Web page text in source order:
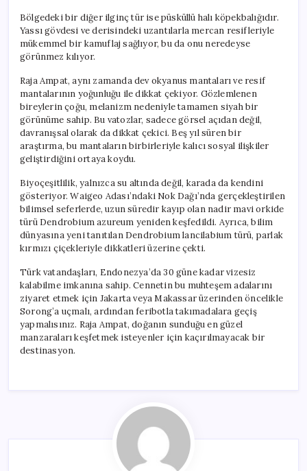
Bölgedeki bir diğer ilginç tür ise püsküllü halı köpekbalığıdır.
Yassı gövdesi ve derisindeki uzantılarla mercan resifleriyle
mükemmel bir kamuflaj sağlıyor, bu da onu neredeyse
görünmez kılıyor.
Raja Ampat, aynı zamanda dev okyanus mantaları ve resif
mantalarının yoğunluğu ile dikkat çekiyor. Gözlemlenen
bireylerin çoğu, melanizm nedeniyle tamamen siyah bir
görünüme sahip. Bu vatozlar, sadece görsel açıdan değil,
davranışsal olarak da dikkat çekici. Beş yıl süren bir
araştırma, bu mantaların birbirleriyle kalıcı sosyal ilişkiler
geliştirdiğini ortaya koydu.
Biyoçeşitlilik, yalnızca su altında değil, karada da kendini
gösteriyor. Waigeo Adası’ndaki Nok Dağı’nda gerçekleştirilen
bilimsel seferlerde, uzun süredir kayıp olan nadir mavi orkide
türü Dendrobium azureum yeniden keşfedildi. Ayrıca, bilim
dünyasına yeni tanıtılan Dendrobium lancilabium türü, parlak
kırmızı çiçekleriyle dikkatleri üzerine çekti.
Türk vatandaşları, Endonezya’da 30 güne kadar vizesiz
kalabilme imkanına sahip. Cennetin bu muhteşem adalarını
ziyaret etmek için Jakarta veya Makassar üzerinden öncelikle
Sorong’a uçmalı, ardından feribotla takımadalara geçiş
yapmalısınız. Raja Ampat, doğanın sunduğu en güzel
manzaraları keşfetmek isteyenler için kaçırılmayacak bir
destinasyon.